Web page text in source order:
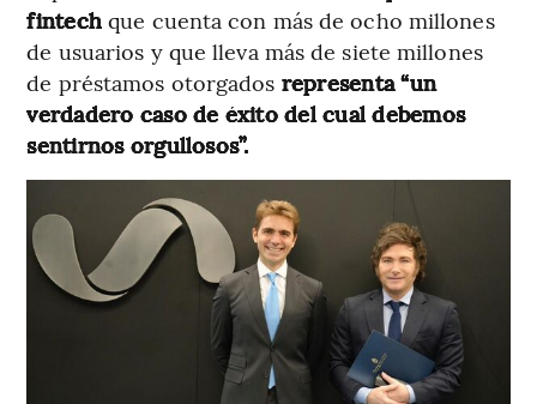
fintech que cuenta con más de ocho millones
de usuarios y que lleva más de siete millones
de préstamos otorgados representa “un
verdadero caso de éxito del cual debemos
sentirnos orgullosos”.